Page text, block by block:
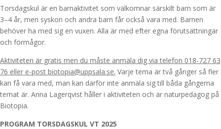
Torsdagskul är en barnaktivitet som välkomnar särskilt barn som är
3–4 år, men syskon och andra barn får också vara med. Barnen
behöver ha med sig en vuxen. Alla är med efter egna förutsättningar
och förmågor.
Aktiviteten är gratis men du måste anmäla dig via telefon 018-727 63
76 eller e-post biotopia@uppsala.se. Varje tema är två gånger så fler
kan få vara med, man kan därför inte anmäla sig till båda gångerna
temat är. Anna Lagerqvist håller i aktiviteten och är naturpedagog på
Biotopia.
PROGRAM TORSDAGSKUL VT 2025